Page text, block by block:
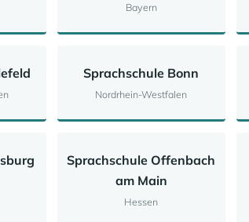
Bayern
Sprachschule Bonn
Nordrhein-Westfalen
Sprachschule Offenbach
am Main
Hessen